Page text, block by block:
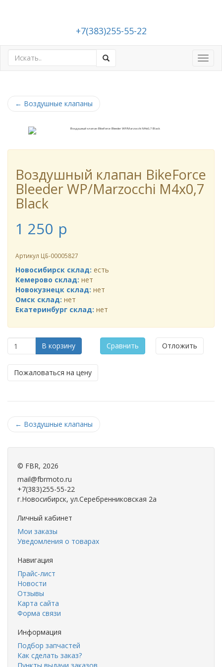
+7(383)255-55-22
← Воздушные клапаны
Воздушный клапан BikeForce
Bleeder WP/Marzocchi M4x0,7
Black
1 250 p
Артикул ЦБ-00005827
Новосибирск склад: есть
Кемерово склад: нет
Новокузнецк склад: нет
Омск склад: нет
Екатеринбург склад: нет
В корзину Сравнить Отложить
Пожаловаться на цену
← Воздушные клапаны
© FBR, 2026
mail@fbrmoto.ru
+7(383)255-55-22
г.Новосибирск, ул.Серебренниковская 2а
Личный кабинет
Мои заказы
Уведомления о товарах
Навигация
Прайс-лист
Новости
Отзывы
Карта сайта
Форма связи
Информация
Подбор запчастей
Как сделать заказ?